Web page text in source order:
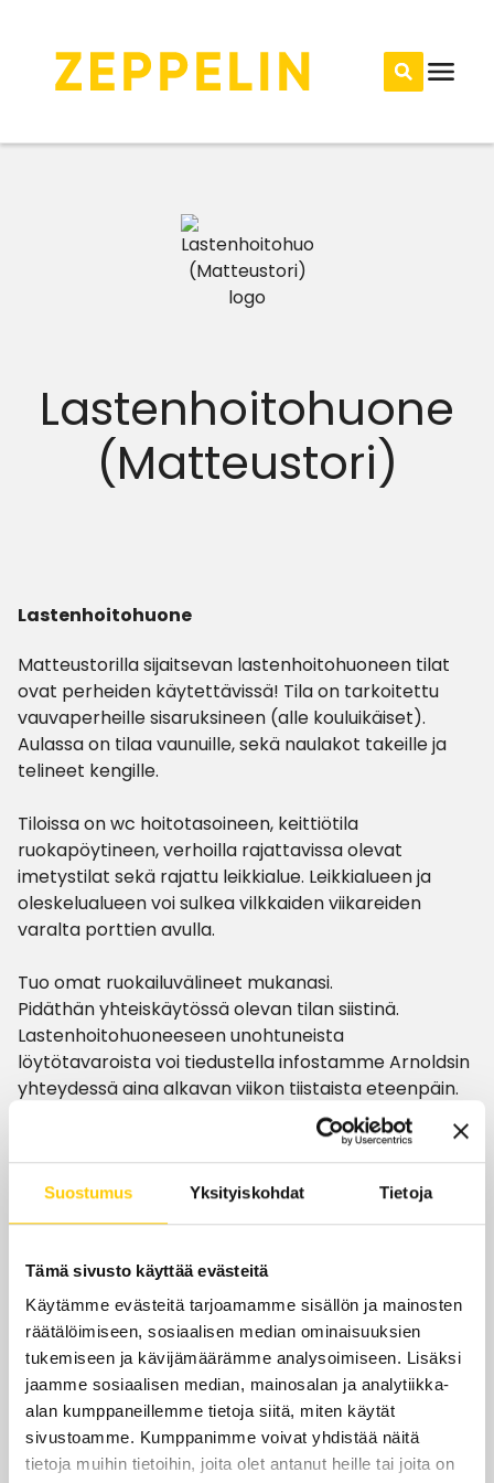
Suostumus Yksityiskohdat Tietoja
Tämä sivusto käyttää evästeitä
Käytämme evästeitä tarjoamamme sisällön ja mainosten
räätälöimiseen, sosiaalisen median ominaisuuksien
tukemiseen ja kävijämäärämme analysoimiseen. Lisäksi
jaamme sosiaalisen median, mainosalan ja analytiikka-
alan kumppaneillemme tietoja siitä, miten käytät
sivustoamme. Kumppanimme voivat yhdistää näitä
tietoja muihin tietoihin, joita olet antanut heille tai joita on
Lastenhoitohuone
(Matteustori)
Lastenhoitohuone
Matteustorilla sijaitsevan lastenhoitohuoneen tilat
ovat perheiden käytettävissä! Tila on tarkoitettu
vauvaperheille sisaruksineen (alle kouluikäiset).
Aulassa on tilaa vaunuille, sekä naulakot takeille ja
telineet kengille.
Tiloissa on wc hoitotasoineen, keittiötila
ruokapöytineen, verhoilla rajattavissa olevat
imetystilat sekä rajattu leikkialue. Leikkialueen ja
oleskelualueen voi sulkea vilkkaiden viikareiden
varalta porttien avulla.
Tuo omat ruokailuvälineet mukanasi.
Pidäthän yhteiskäytössä olevan tilan siistinä.
Lastenhoitohuoneeseen unohtuneista
löytötavaroista voi tiedustella infostamme Arnoldsin
yhteydessä aina alkavan viikon tiistaista eteenpäin.
Poikkeuksena muihin yleisiin tiloihin, lemmikit eivät ole
sallittuja lastenhoitohuoneessa turvallisuussyistä.
Lastenhoitohuone tarpeistoineen on avoinna
puitteissa.
Aukioloajat
Tänään
ma-pe